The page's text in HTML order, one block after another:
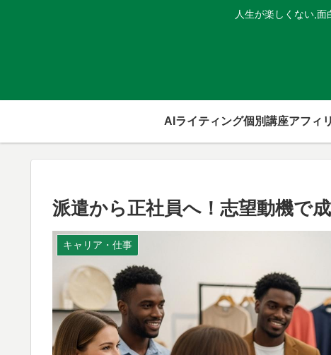
人生が楽しくない,面
AIライティング個別講座
派遣から正社員へ！志望動機で
キャリア・仕事